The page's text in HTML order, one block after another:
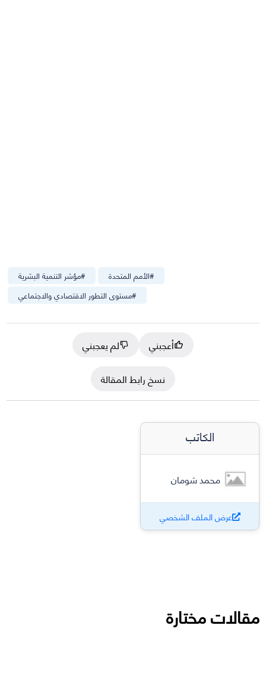
#مؤشر التنمية البشرية #الأمم المتحدة
#مستوى التطور الاقتصادي والاجتماعي
أعجبني
لم يعجبني
نسخ رابط المقالة
الكاتب
محمد شومان
عرض الملف الشخصي
مقالات مختارة